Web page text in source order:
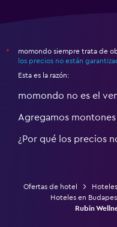
*
momondo siempre trata de
los precios no están
Esta es la razón:
momondo no es el
Agregamos
¿Por qué los precios
Ofertas de hotel
Hoteles en
Rubin